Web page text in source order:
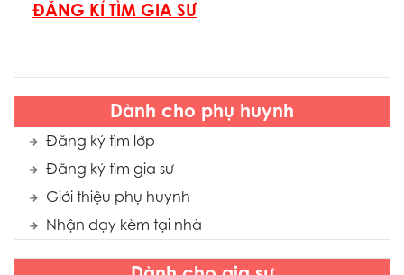
Dành cho phụ huynh
Đăng ký tìm lớp
Đăng ký tìm gia sư
Giới thiệu phụ huynh
Nhận dạy kèm tại nhà
ĐĂNG KÍ TÌM GIA SƯ